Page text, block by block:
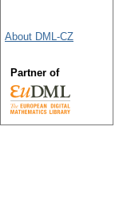
About DML-CZ
Partner of